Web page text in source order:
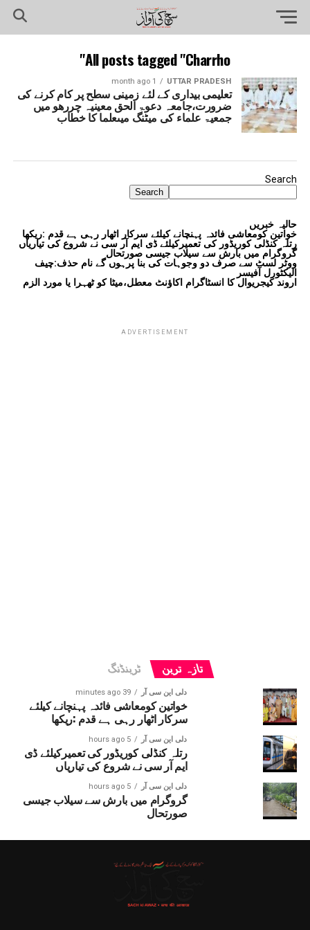
All posts tagged "Charrho"
UTTAR PRADESH
1 month ago
تعلیمی بیداری کے لئے زمینی سطح پر کام کرنے کی
ضرورت،جامعہ دعوۃ الحق معینیہ چررھو میں
جمعیۃ علماء کی میٹنگ میںعلما کا خطاب
Search
Search
حالیہ خبریں
خواتین کومعاشی فائدہ پہنچانے کیلئے سرکار اٹھار رہی ہے قدم :ریکھا
رتلہ کنڈلی کوریڈور کی تعمیرکیلئے ڈی ایم آر سی نے شروع کی تیاریاں
گروگرام میں بارش سے سیلاب جیسی صورتحال
ووٹر لسٹ سے صرف دو وجوہات کی بنا پرہوں گے نام حذف:چیف
الیکٹورل آفیسر
اروند کیجریوال کا انسٹاگرام اکاؤنٹ معطل،میٹا کو ٹھہرا یا مورد الزم
ADVERTISEMENT
تازہ ترین ٹرینڈنگ
دلی این سی آر 39 minutes ago
خواتین کومعاشی فائدہ پہنچانے کیلئے
سرکار اٹھار رہی ہے قدم :ریکھا
دلی این سی آر 5 hours ago
رتلہ کنڈلی کوریڈور کی تعمیرکیلئے ڈی
ایم آر سی نے شروع کی تیاریاں
دلی این سی آر 5 hours ago
گروگرام میں بارش سے سیلاب جیسی
صورتحال